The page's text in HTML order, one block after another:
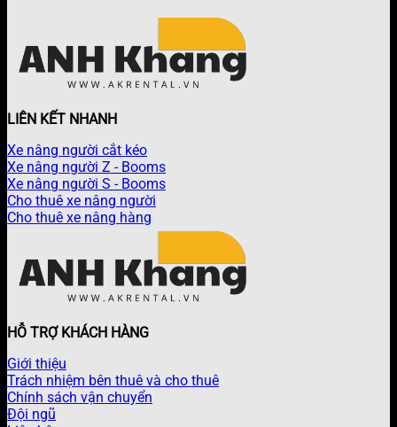
LIÊN KẾT NHANH
Xe nâng người cắt kéo
Xe nâng người Z - Booms
Xe nâng người S - Booms
Cho thuê xe nâng người
Cho thuê xe nâng hàng
HỖ TRỢ KHÁCH HÀNG
Giới thiệu
Trách nhiệm bên thuê và cho thuê
Chính sách vận chuyển
Đội ngũ